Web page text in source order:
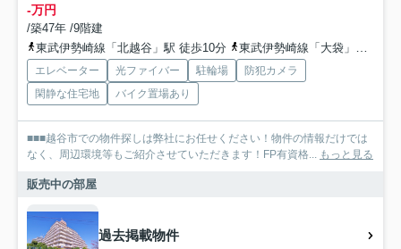
-万円
/築47年 /9階建
東武伊勢崎線「北越谷」駅 徒歩10分
東武伊勢崎線「大袋」駅 徒歩25分
エレベーター 光ファイバー 駐輪場
防犯カメラ
閑静な住宅地
バイク置場あり
■■■越谷市での物件探しは弊社にお任せください！物件の情報だけでは
なく、周辺環境等もご紹介させていただきます！FP有資格... もっと見る
販売中の部屋
過去掲載物件